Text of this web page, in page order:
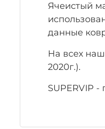
Ячеистый
данные
На всех
2020г.).
SUPERVIP